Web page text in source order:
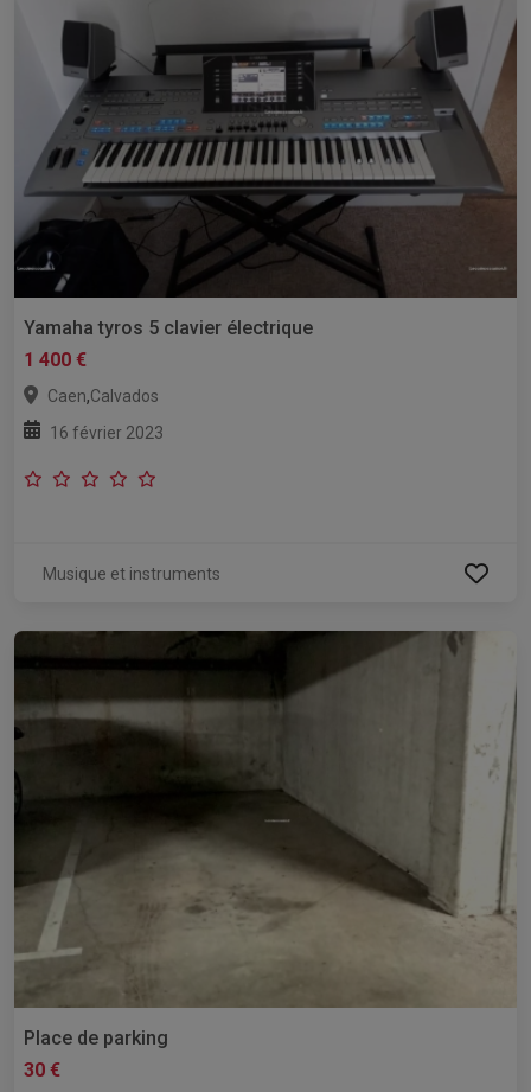
Yamaha tyros 5 clavier électrique
1 400 €
Caen,Calvados
16 février 2023
Musique et instruments
Place de parking
30 €